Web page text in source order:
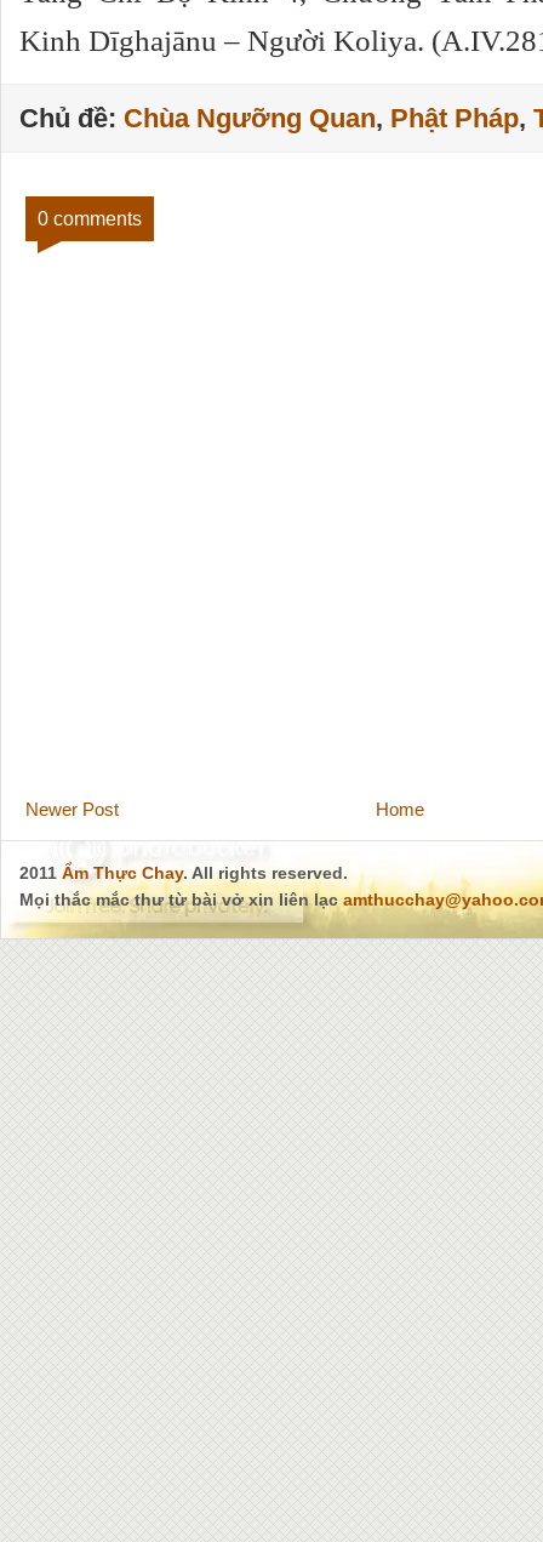
Kinh Dīghajānu – Người Koliya.
Chủ đề: Chùa Ngưỡng Quan, Phật Pháp,
0 comments
Newer Post Home
2011 Ẩm Thực Chay. All rights reserved.
Mọi thắc mắc thư từ bài vở xin liên lạc